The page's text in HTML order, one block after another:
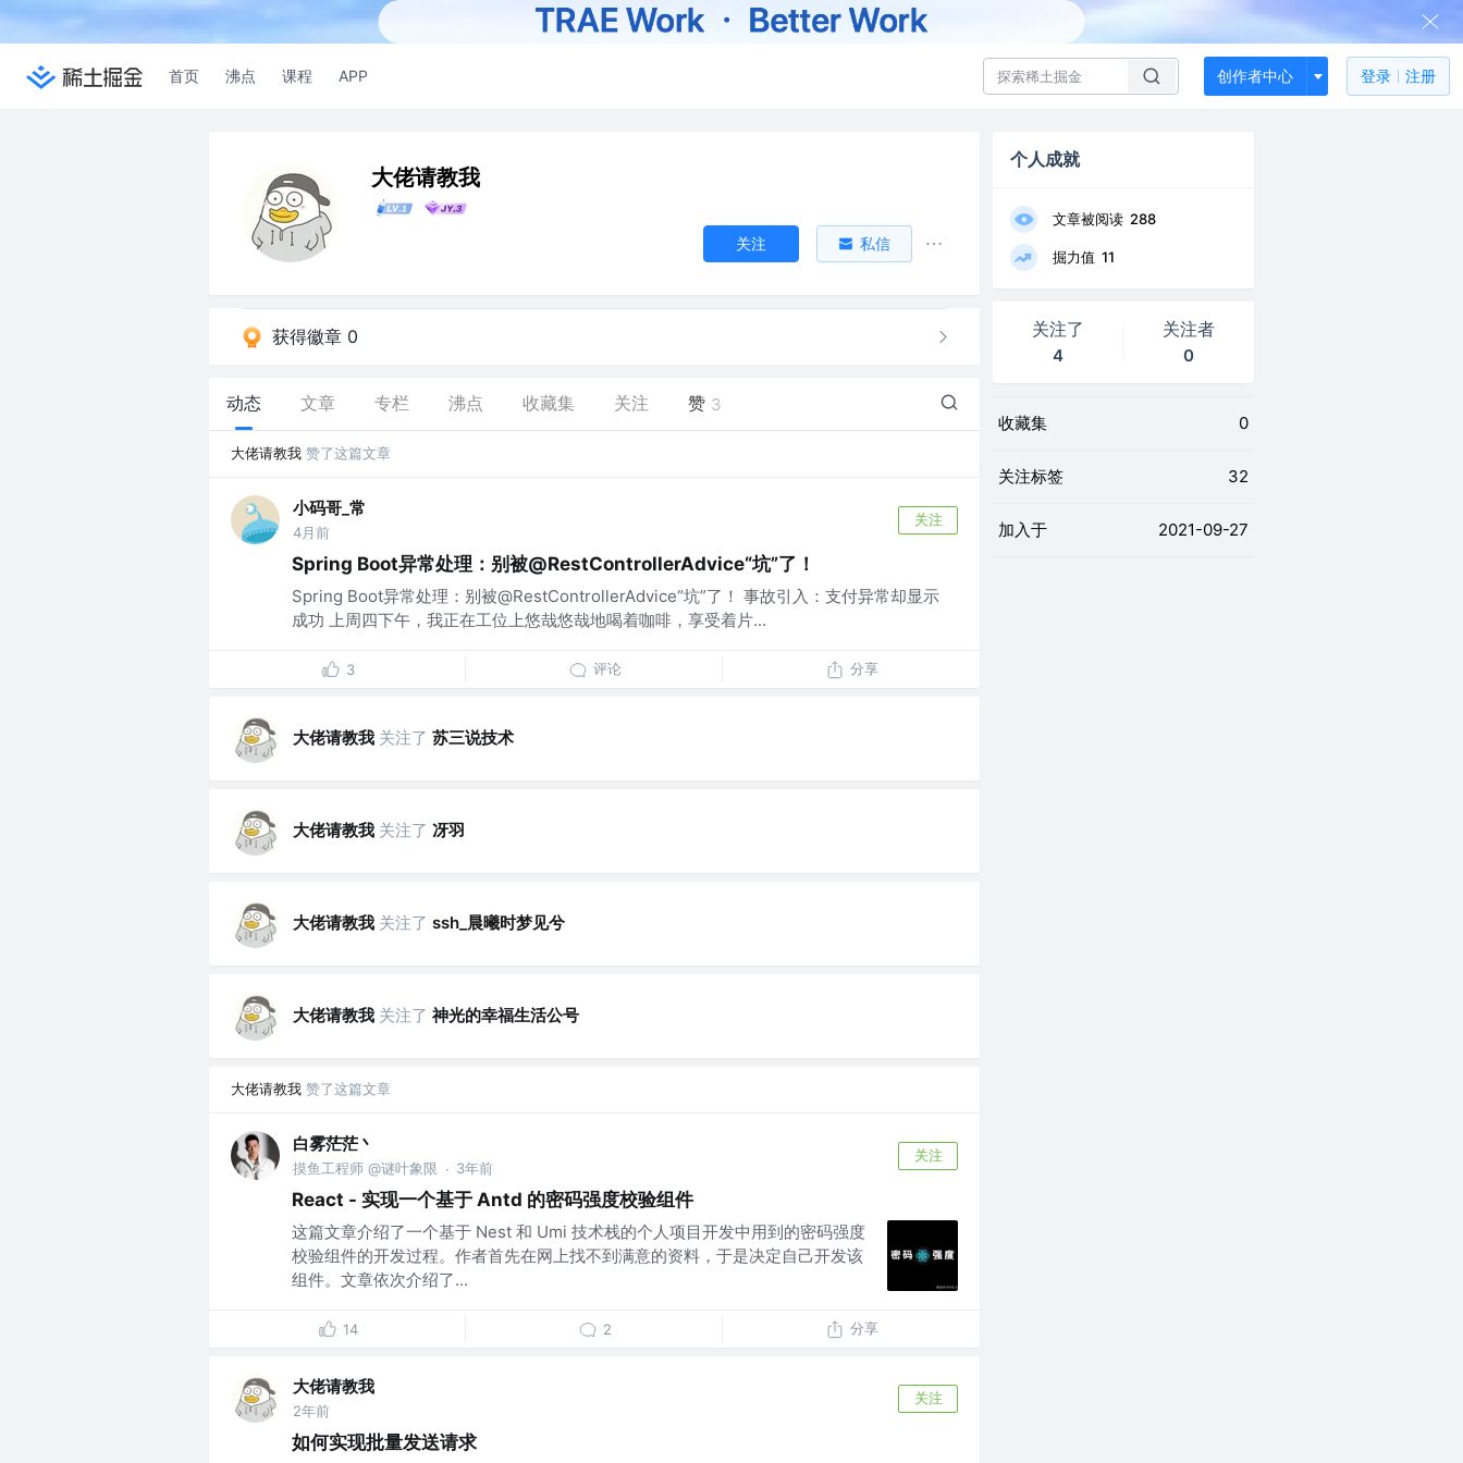
首页 沸点 课程 APP 创作者中心 登录 注册
大佬请教我
关注 私信
获得徽章 0
动态 文章 专栏 沸点 收藏集 关注 赞 3
大佬请教我 赞了这篇文章
小码哥_常
4月前
关注
Spring Boot异常处理：别被@RestControllerAdvice“坑”了！
Spring Boot异常处理：别被@RestControllerAdvice“坑”了！ 事故引入：支付异常却显示
成功 上周四下午，我正在工位上悠哉悠哉地喝着咖啡，享受着片...
3 评论 分享
大佬请教我 关注了 苏三说技术
大佬请教我 关注了 冴羽
大佬请教我 关注了 ssh_晨曦时梦见兮
大佬请教我 关注了 神光的幸福生活公号
大佬请教我 赞了这篇文章
白雾茫茫丶
摸鱼工程师 @谜叶象限 · 3年前
关注
React - 实现一个基于 Antd 的密码强度校验组件
这篇文章介绍了一个基于 Nest 和 Umi 技术栈的个人项目开发中用到的密码强度
校验组件的开发过程。作者首先在网上找不到满意的资料，于是决定自己开发该
组件。文章依次介绍了...
14 2 分享
大佬请教我
2年前
关注
如何实现批量发送请求
个人成就
文章被阅读 288
掘力值 11
关注了
4
关注者
0
收藏集 0
关注标签 32
加入于 2021-09-27